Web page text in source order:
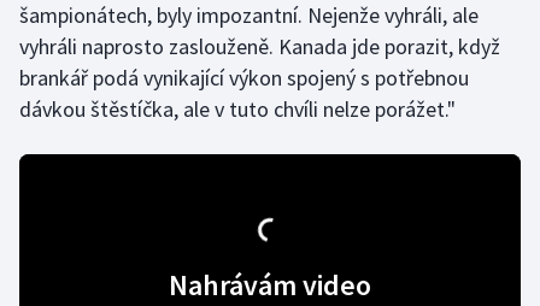
Moderní pětiboj
Motorsport
Olympijské hry
šampionátech, byly impozantní. Nejenže vyhráli, ale
vyhráli naprosto zaslouženě. Kanada jde porazit, když
brankář podá vynikající výkon spojený s potřebnou
dávkou štěstíčka, ale v tuto chvíli nelze porážet."
Nahrávám video